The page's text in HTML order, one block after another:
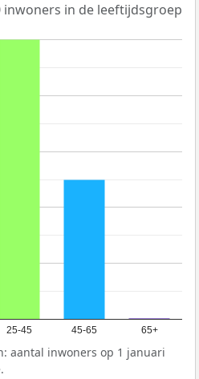
inwoners in de leeftijdsgroep
25-45 45-65 65+
aantal inwoners op 1 januari